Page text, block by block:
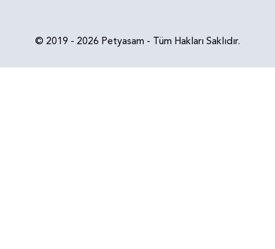
© 2019 - 2026 Petyasam - Tüm Hakları Saklıdır.